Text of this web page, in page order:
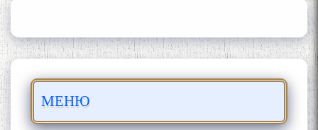
МЕНЮ
БО 4 000 000 СОМОНӢ
МӮЪМИН ҚАНОАТ СОХТА